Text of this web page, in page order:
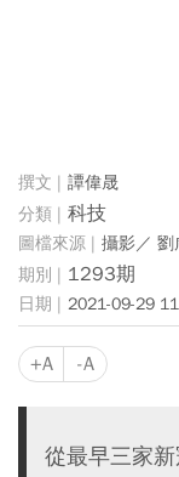
譚偉晟
科技
攝影／ 劉
1293期
2021-09-29
+A -A
從最早三家